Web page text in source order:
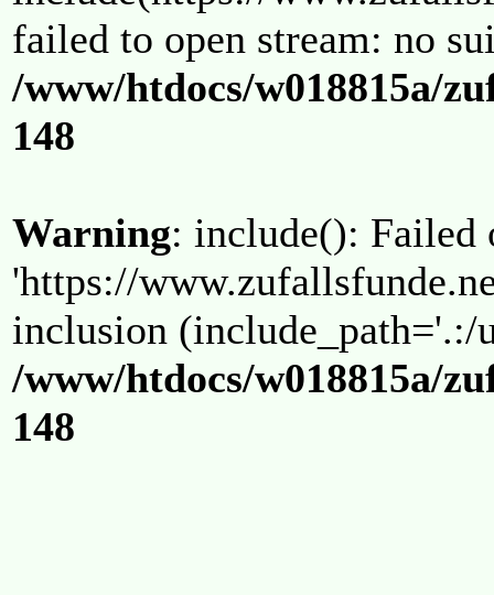
failed to open stream: no
/www/htdocs/w018815a/
148
Warning: include(): Failed
'https://
inclusion (include_path='.:/
/www/htdocs/w018815a/
148